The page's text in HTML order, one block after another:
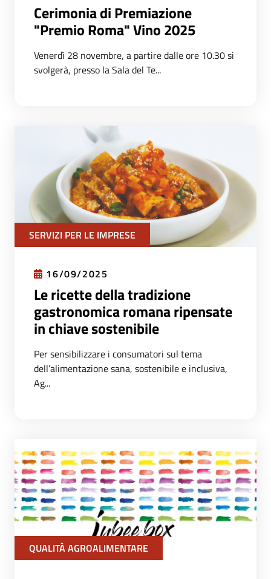
Cerimonia di Premiazione
"Premio Roma" Vino 2025
Venerdì 28 novembre, a partire dalle ore 10.30 si
svolgerà, presso la Sala del Te...
SERVIZI PER LE IMPRESE
16/09/2025
Le ricette della tradizione
gastronomica romana ripensate
in chiave sostenibile
Per sensibilizzare i consumatori sul tema
dell’alimentazione sana, sostenibile e inclusiva,
Ag...
QUALITÀ AGROALIMENTARE